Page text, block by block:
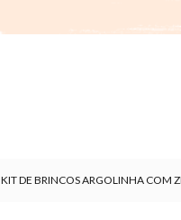
KIT DE BRINCOS ARGOLINHA COM